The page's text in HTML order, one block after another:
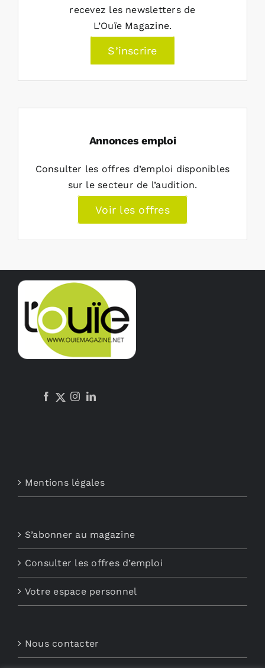
recevez les newsletters de
L’Ouïe Magazine.
S’inscrire
Annonces emploi
Consulter les offres d’emploi disponibles
sur le secteur de l’audition.
Voir les offres
Mentions légales
S’abonner au magazine
Consulter les offres d’emploi
Votre espace personnel
Nous contacter